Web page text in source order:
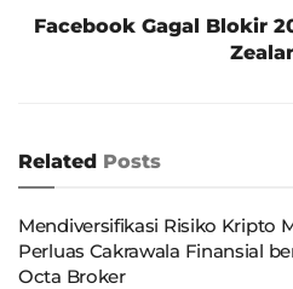
Facebook Gagal Blokir
Related Posts
Mendiversifikasi Risiko Kripto
Perluas Cakrawala Finansial
Octa Broker